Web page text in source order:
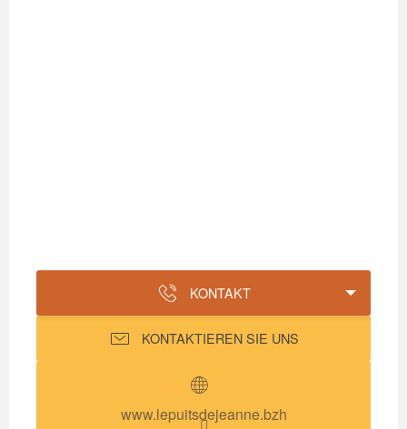
KONTAKT
KONTAKTIEREN SIE UNS
www.lepuitsdejeanne.bzh